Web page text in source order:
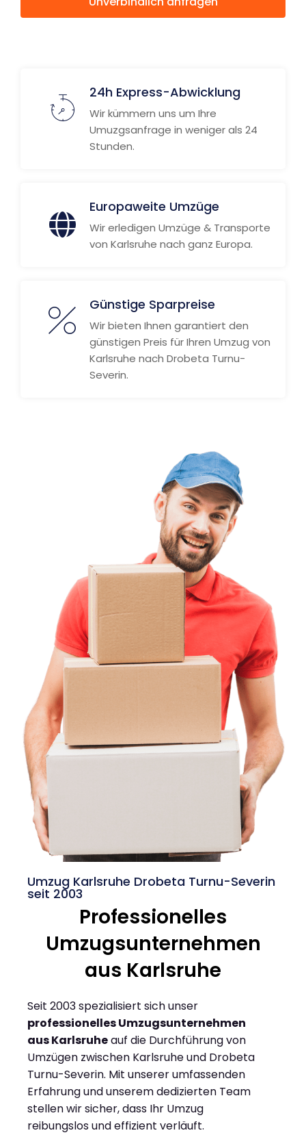
24h Express-Abwicklung
Wir kümmern uns um Ihre
Umuzgsanfrage in weniger als 24
Stunden.
Europaweite Umzüge
Wir erledigen Umzüge & Transporte
von Karlsruhe nach ganz Europa.
Günstige Sparpreise
Wir bieten Ihnen garantiert den
günstigen Preis für Ihren Umzug von
Karlsruhe nach Drobeta Turnu-
Severin.
Umzug Karlsruhe Drobeta Turnu-Severin
seit 2003
Professionelles
Umzugsunternehmen
aus Karlsruhe
Seit 2003 spezialisiert sich unser
professionelles Umzugsunternehmen
aus Karlsruheauf die Durchführung von
Umzügen zwischen Karlsruhe und Drobeta
Turnu-Severin. Mit unserer umfassenden
Erfahrung und unserem dedizierten Team
stellen wir sicher, dass Ihr Umzug
reibungslos und effizient verläuft.